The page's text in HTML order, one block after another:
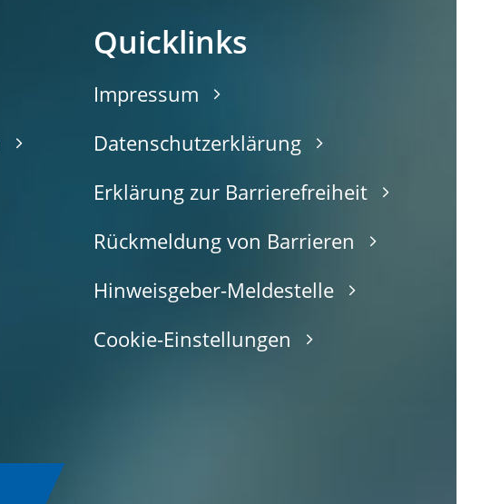
Quicklinks
Impressum
Datenschutzerklärung
Erklärung zur Barrierefreiheit
Rückmeldung von Barrieren
Hinweisgeber-Meldestelle
Cookie-Einstellungen